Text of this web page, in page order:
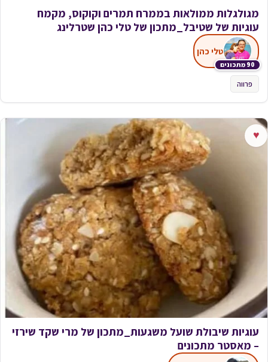
מגולגלות ממולאות בממרח תמרים וקוקוס, מקמח
עוגיות של שטיבל_מתכון של טלי כהן שטרלינג
90 מתכונים
טלי כהן
פרווה
♥
עוגיות שיבולת שועל משגעות_מתכון של מרי שקד שירזי
– מאסטר מתכונים